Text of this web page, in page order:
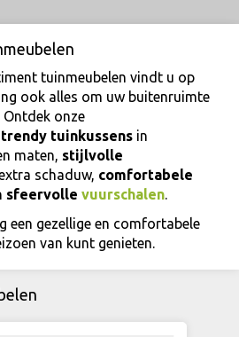
tuinmeubelen vindt u op
ook alles om uw buitenruimte
onze
trendy tuinkussens in
maten, stijlvolle
schaduw, comfortabele
sfeervolle vuurschalen.
een gezellige en comfortabele
van kunt genieten.